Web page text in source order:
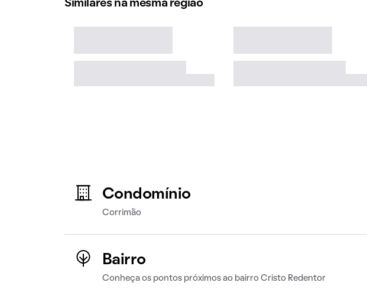
Similares na mesma região
Condomínio
Corrimão
Bairro
Conheça os pontos próximos ao bairro Cristo Redentor